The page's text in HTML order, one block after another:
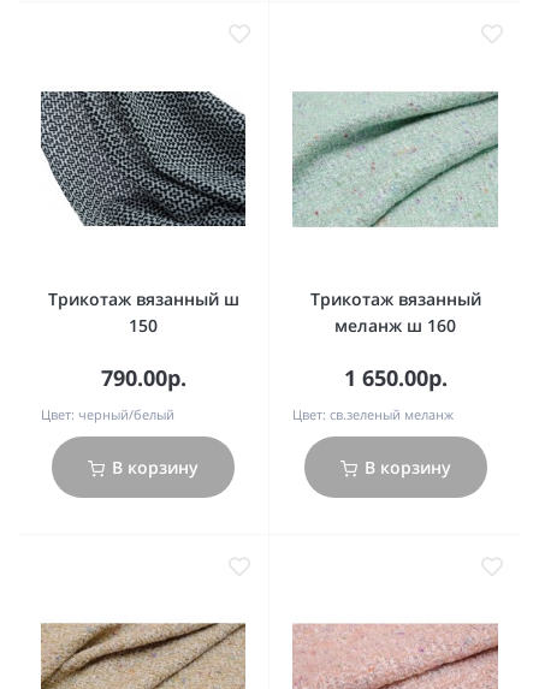
Трикотаж вязанный ш
150
790.00р.
Цвет: черный/белый
В корзину
Трикотаж вязанный
меланж ш 160
1 650.00р.
Цвет: св.зеленый меланж
В корзину